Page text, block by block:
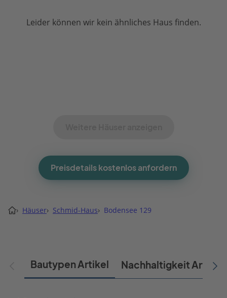
Leider können wir kein ähnliches Haus finden.
Preisdetails kostenlos anfordern
› Häuser› Schmid-Haus› Bodensee 129
Bautypen Artikel Nachhaltigkeit Artikel